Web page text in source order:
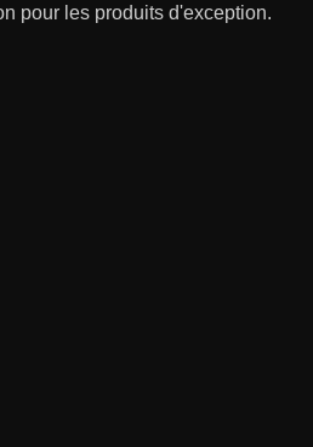
pour les produits d'exception.